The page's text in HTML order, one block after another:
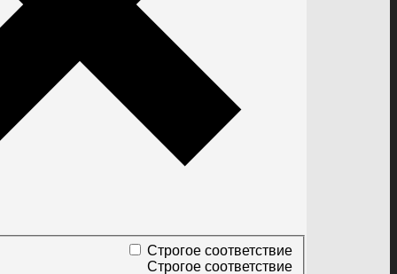
Строгое соответствие
Строгое соответствие